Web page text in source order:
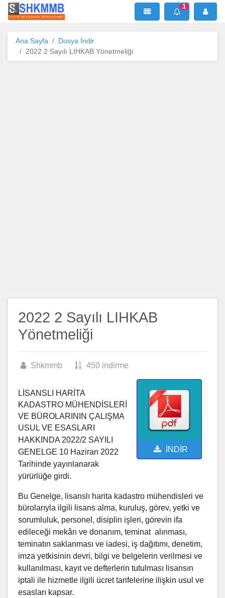
SHKMMB MenÜ Mesaj
1
Ana Sayfa
Dosya İndir
2022 2 Sayılı LIHKAB Yönetmeliği
2022 2 Sayılı LIHKAB
Yönetmeliği
Shkmmb 450 indirme
İNDİR
LİSANSLI HARİTA
KADASTRO MÜHENDİSLERİ
VE BÜROLARININ ÇALIŞMA
USUL VE ESASLARI
HAKKINDA 2022/2 SAYILI
GENELGE 10 Haziran 2022
Tarihinde yayınlanarak
yürürlüğe girdi.
Bu Genelge, lisanslı harita kadastro mühendisleri ve
bürolarıyla ilgili lisans alma, kuruluş, görev, yetki ve
sorumluluk, personel, disiplin işleri, görevin ifa
edileceği mekân ve donanım, teminat alınması,
teminatın saklanması ve iadesi, iş dağıtımı, denetim,
imza yetkisinin devri, bilgi ve belgelerin verilmesi ve
kullanılması, kayıt ve defterlerin tutulması lisansın
iptali ile hizmetle ilgili ücret tarifelerine ilişkin usul ve
esasları kapsar.